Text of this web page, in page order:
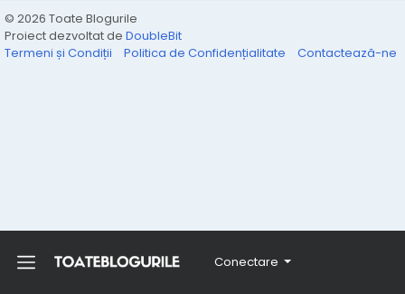
Conectare
© 2026 Toate Blogurile
Proiect dezvoltat de DoubleBit
Termeni și Condiții
Politica de Confidențialitate Contactează-ne